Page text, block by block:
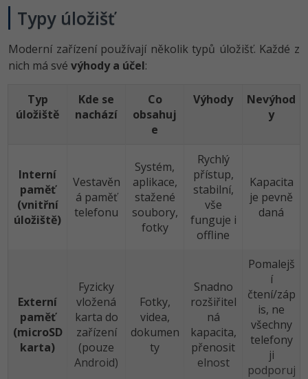
Django
Best practices
SQLite
Projektový manažer
Databázový analytik
Copywriter
WordPress specialista
Návrh SW -80%
Algoritmy
Umělá inteligence (AI) -10%
Více
Google Dokumenty
Time management
Sítě
Kybernetická bezpečnost
Fórum
Kurzy designu
HTML/CSS
Příběhy absolventů
Typy úložišť
Moderní zařízení používají několik typů úložišť. Každé z
nich má své výhody a účel:
Typ
úložiště
Kde se
nachází
Co
obsahuj
e
Výhody
Nevýhod
y
Interní
paměť
(vnitřní
úložiště)
Vestavěn
á paměť
telefonu
Systém,
aplikace,
stažené
soubory,
fotky
Rychlý
přístup,
stabilní,
vše
funguje i
offline
Kapacita
je pevně
daná
Externí
paměť
(microSD
karta)
Fyzicky
vložená
karta do
zařízení
(pouze
Android)
Fotky,
videa,
dokumen
ty
Snadno
rozšiřitel
ná
kapacita,
přenosit
elnost
Pomalejš
í
čtení/záp
is, ne
všechny
telefony
ji
podporuj